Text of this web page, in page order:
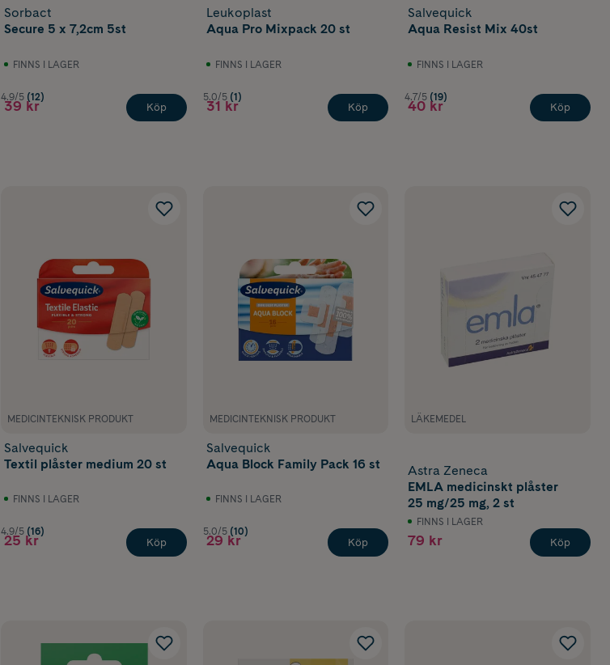
Sorbact
Secure 5 x 7,2cm 5st
FINNS I LAGER
4.9/5 (12)
39 kr Köp
Leukoplast
Aqua Pro Mixpack 20 st
FINNS I LAGER
5.0/5 (1)
31 kr Köp
Salvequick
Aqua Resist Mix 40st
FINNS I LAGER
4.7/5 (19)
40 kr Köp
MEDICINTEKNISK PRODUKT
Salvequick
Textil plåster medium 20 st
FINNS I LAGER
4.9/5 (16)
25 kr Köp
MEDICINTEKNISK PRODUKT
Salvequick
Aqua Block Family Pack 16 st
FINNS I LAGER
5.0/5 (10)
29 kr Köp
LÄKEMEDEL
Astra Zeneca
EMLA medicinskt plåster
25 mg/25 mg, 2 st
FINNS I LAGER
79 kr Köp